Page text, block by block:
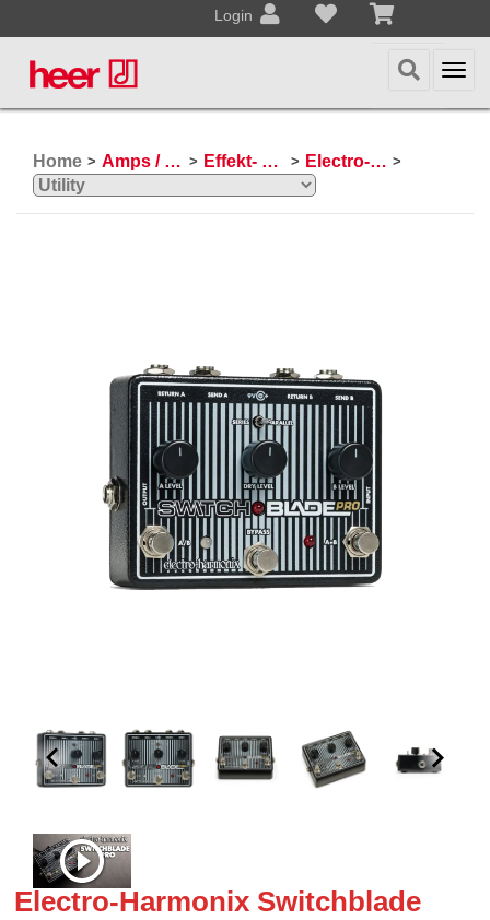
Login
Home > Amps / Effektpedale > Effekt- und Bodenpedale > Electro-Harmonix >
Electro-Harmonix Switchblade